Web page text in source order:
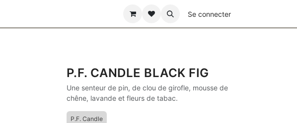
Se connecter
P.F. CANDLE BLACK FIG
Une senteur de pin, de clou de girofle, mousse de
chêne, lavande et fleurs de tabac.
P.F. Candle